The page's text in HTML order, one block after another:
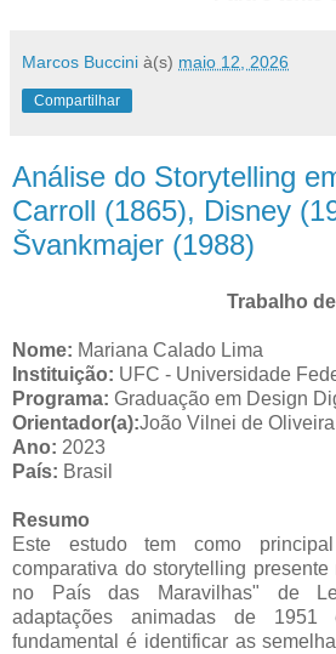
Marcos Buccini à(s) maio 12, 2026
Compartilhar
Análise do Storytelling
Carroll (1865), Disney
Švankmajer (1988)
Trabalho
Nome: Mariana Calado Lima
Instituição: UFC - Universidade
Programa: Graduação em Design
Orientador(a):João Vilnei de
Ano: 2023
País: Brasil
Resumo
Este estudo tem como
comparativa do storytelling
no País das Maravilhas" de
adaptações animadas de
fundamental é identificar as